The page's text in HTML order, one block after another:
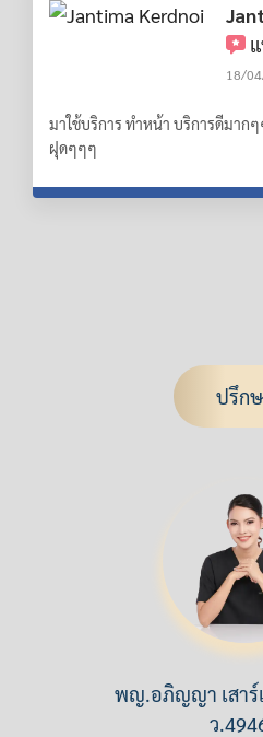
18/
มาใช้บริการ ทำหน้า บริการดีมาก
ฝุดๆๆๆ
ปรึก
พญ.อภิญญา เสาร์
ว